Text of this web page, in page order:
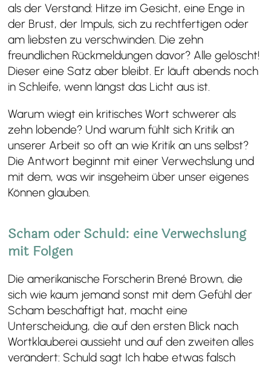
als der Verstand: Hitze im Gesicht, eine Enge in
der Brust, der Impuls, sich zu rechtfertigen oder
am liebsten zu verschwinden. Die zehn
freundlichen Rückmeldungen davor? Alle gelöscht!
Dieser eine Satz aber bleibt. Er läuft abends noch
in Schleife, wenn längst das Licht aus ist.
Warum wiegt ein kritisches Wort schwerer als
zehn lobende? Und warum fühlt sich Kritik an
unserer Arbeit so oft an wie Kritik an uns selbst?
Die Antwort beginnt mit einer Verwechslung und
mit dem, was wir insgeheim über unser eigenes
Können glauben.
Scham oder Schuld: eine Verwechslung
mit Folgen
Die amerikanische Forscherin Brené Brown, die
sich wie kaum jemand sonst mit dem Gefühl der
Scham beschäftigt hat, macht eine
Unterscheidung, die auf den ersten Blick nach
Wortklauberei aussieht und auf den zweiten alles
verändert: Schuld sagt Ich habe etwas falsch